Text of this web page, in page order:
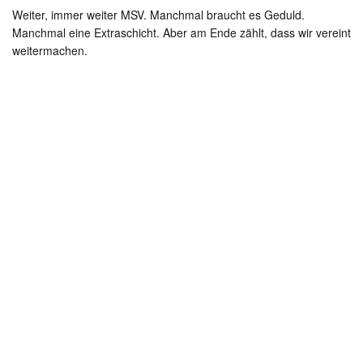
Weiter, immer weiter MSV. Manchmal braucht es Geduld.
Manchmal eine Extraschicht. Aber am Ende zählt, dass wir vereint
weitermachen.